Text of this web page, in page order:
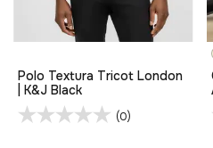
Polo Textura Tricot London
| K&J Black
(0)